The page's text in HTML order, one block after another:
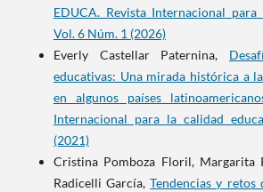
EDUCA. Revista Internacional
Vol. 6 Núm. 1 (2026)
Everly Castellar Paternina,
educativas: Una mirada histórica a
en algunos países
Internacional para la calidad
(2021)
Cristina Pomboza Floril, Margarita
Radicelli García,Tendencias y retos